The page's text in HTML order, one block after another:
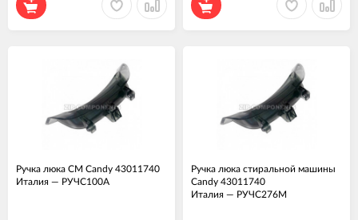
Ручка люка СМ Candy 43011740
Италия — РУЧС100А
Ручка люка стиральной машины
Candy 43011740
Италия — РУЧС276М